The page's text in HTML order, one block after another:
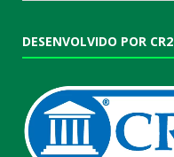
DESENVOLVIDO POR CR2